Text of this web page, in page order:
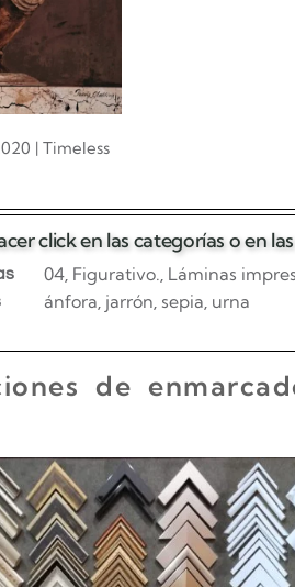
| Timeless
click en las categorías o en
04, Figurativo. Láminas
ánfora jarrón sepia urna
de